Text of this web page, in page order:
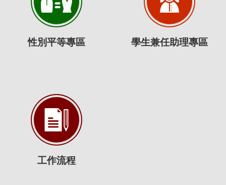
性別平等專區 學生兼任助理專區
工作流程